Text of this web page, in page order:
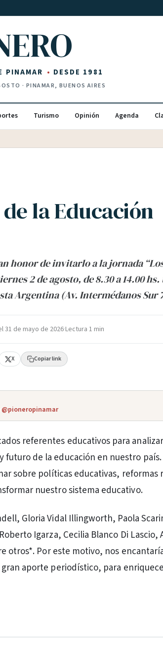
PINAMAR DESDE 1981
· PINAMAR, BUENOS AIRES
Turismo Opinión Agenda
la Educación
honor de invitarlo a la jornada
2 de agosto, de 8.30 a 14.00
Argentina (Av. Intermédanos Sur
31 de mayo de 2026·Lectura 1 min
X Copiar link
@pioneropinamar
referentes educativos para
futuro de la educación en nuestro país.
sobre políticas educativas, reformas
nuestro sistema educativo.
Gloria Vidal Illingworth, Paola
Igarza, Cecilia Blanco Di Lascio,
otros*. Por este motivo, nos
aporte periodístico, para